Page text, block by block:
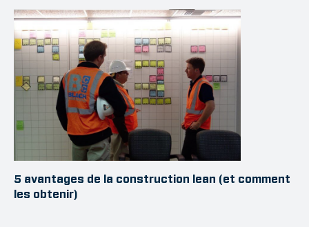
5 avantages de la construction lean (et comment
les obtenir)